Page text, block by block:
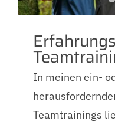
In meinen ein-
Teamtrainings